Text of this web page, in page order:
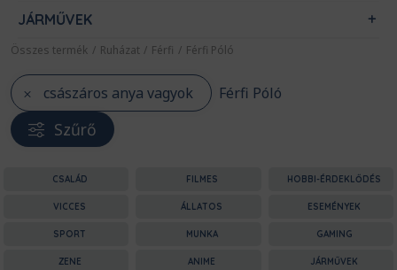
JÁRMŰVEK
Összes termék / Ruházat / Férfi / Férfi Póló
császáros anya vagyok Férfi Póló
Szűrő
CSALÁD FILMES HOBBI-ÉRDEKLŐDÉS
VICCES ÁLLATOS ESEMÉNYEK
SPORT MUNKA GAMING
ZENE ANIME JÁRMŰVEK